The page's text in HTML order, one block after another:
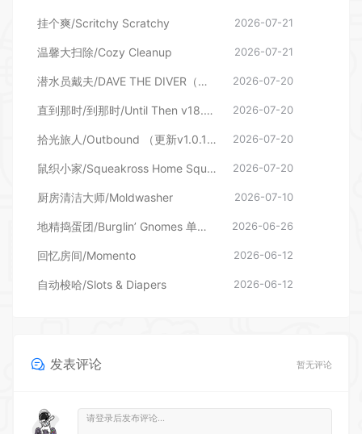
挂个爽/Scritchy Scratchy 2026-07-21
温馨大扫除/Cozy Cleanup 2026-07-21
潜水员戴夫/DAVE THE DIVER（更新v1.0.6.2039—更新DLC） 2026-07-20
直到那时/到那时/Until Then v18.06.2026—更新旧影DLC 2026-07-20
拾光旅人/Outbound （更新v1.0.16 单机/网络联机） 2026-07-20
鼠织小家/Squeakross Home Squeak Home （更新v1.8b） 2026-07-20
厨房清洁大师/Moldwasher 2026-07-10
地精捣蛋团/Burglin’ Gnomes 单机/网络联机 2026-06-26
回忆房间/Momento 2026-06-12
自动梭哈/Slots & Diapers 2026-06-12
发表评论 暂无评论